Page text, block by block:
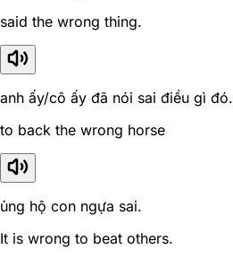
said the wrong thing.
anh ấy/cô ấy đã nói sai điều gì đó.
to back the wrong horse
ủng hộ con ngựa sai.
It is wrong to beat others.